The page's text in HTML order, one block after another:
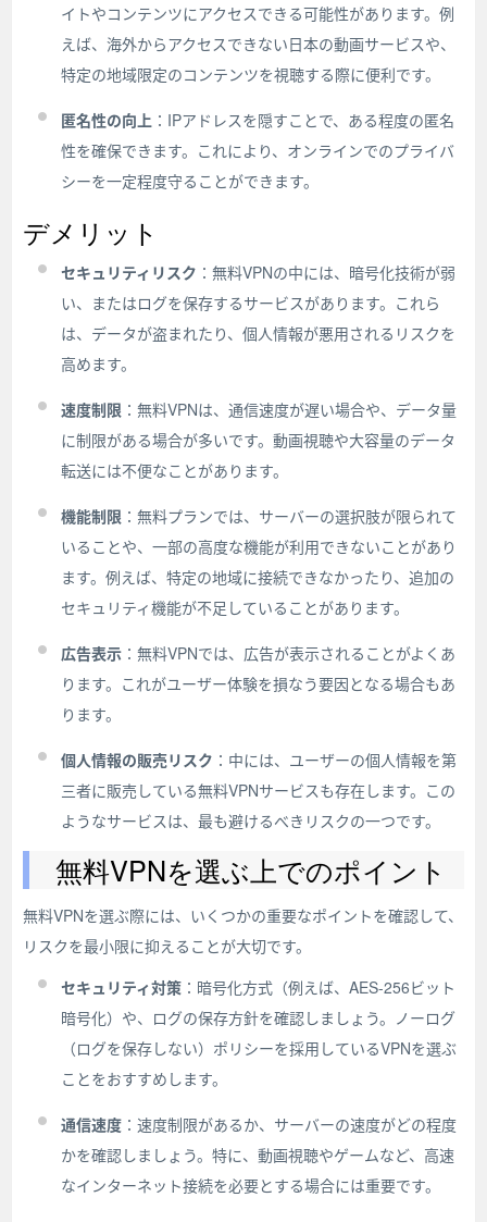
イトやコンテンツにアクセスできる可能性があります。例
えば、海外からアクセスできない日本の動画サービスや、
特定の地域限定のコンテンツを視聴する際に便利です。
匿名性の向上 ：IPアドレスを隠すことで、ある程度の匿名
性を確保できます。これにより、オンラインでのプライバ
シーを一定程度守ることができます。
デメリット
セキュリティリスク ：無料VPNの中には、暗号化技術が弱
い、またはログを保存するサービスがあります。これら
は、データが盗まれたり、個人情報が悪用されるリスクを
高めます。
速度制限 ：無料VPNは、通信速度が遅い場合や、データ量
に制限がある場合が多いです。動画視聴や大容量のデータ
転送には不便なことがあります。
機能制限 ：無料プランでは、サーバーの選択肢が限られて
いることや、一部の高度な機能が利用できないことがあり
ます。例えば、特定の地域に接続できなかったり、追加の
セキュリティ機能が不足していることがあります。
広告表示 ：無料VPNでは、広告が表示されることがよくあ
ります。これがユーザー体験を損なう要因となる場合もあ
ります。
個人情報の販売リスク ：中には、ユーザーの個人情報を第
三者に販売している無料VPNサービスも存在します。この
ようなサービスは、最も避けるべきリスクの一つです。
無料VPNを選ぶ上でのポイント
無料VPNを選ぶ際には、いくつかの重要なポイントを確認して、
リスクを最小限に抑えることが大切です。
セキュリティ対策 ：暗号化方式（例えば、AES-256ビット
暗号化）や、ログの保存方針を確認しましょう。ノーログ
（ログを保存しない）ポリシーを採用しているVPNを選ぶ
ことをおすすめします。
通信速度 ：速度制限があるか、サーバーの速度がどの程度
かを確認しましょう。特に、動画視聴やゲームなど、高速
なインターネット接続を必要とする場合には重要です。